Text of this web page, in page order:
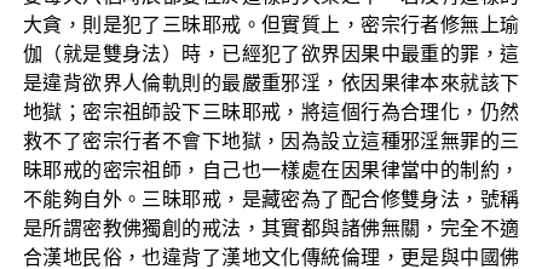
大貪，則是犯了三昧耶戒。但實質上，密宗行者修無上瑜
伽（就是雙身法）時，已經犯了欲界因果中最重的罪，這
是違背欲界人倫軌則的最嚴重邪淫，依因果律本來就該下
地獄；密宗祖師設下三昧耶戒，將這個行為合理化，仍然
救不了密宗行者不會下地獄，因為設立這種邪淫無罪的三
昧耶戒的密宗祖師，自己也一樣處在因果律當中的制約，
不能夠自外。三昧耶戒，是藏密為了配合修雙身法，號稱
是所謂密教佛獨創的戒法，其實都與諸佛無關，完全不適
合漢地民俗，也違背了漢地文化傳統倫理，更是與中國佛